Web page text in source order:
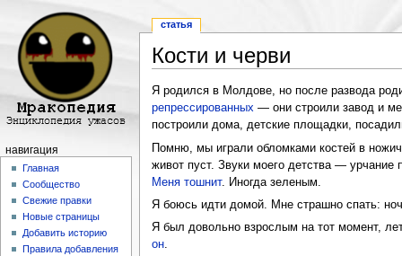
Кости и черви
Я родился в Молдове, но после развода
репрессированных— они строили завод и
построили дома, детские площадки,
Помню, мы играли обломками костей в
живот пуст. Звуки моего детства — урчание
Меня тошнит. Иногда зеленым.
Я боюсь идти домой. Мне страшно спать:
Я был довольно взрослым на тот момент,
он.
статья
навигация
Главная
Сообщество
Свежие правки
Новые страницы
Добавить историю
Правила добавления